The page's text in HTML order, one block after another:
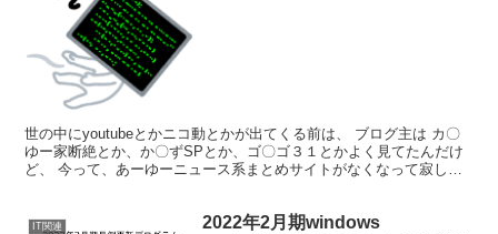
世の中にyoutubeとかニコ動とかが出てくる前は、 ブログ主は カ〇
ゆー家断絶とか、か〇ずSPとか、ゴ〇ゴ３１とかよく見てたんだけ
ど、 今って、あーゆーニュース系まとめサイトがなくなって寂しい
IT関連
2022年2月期windows